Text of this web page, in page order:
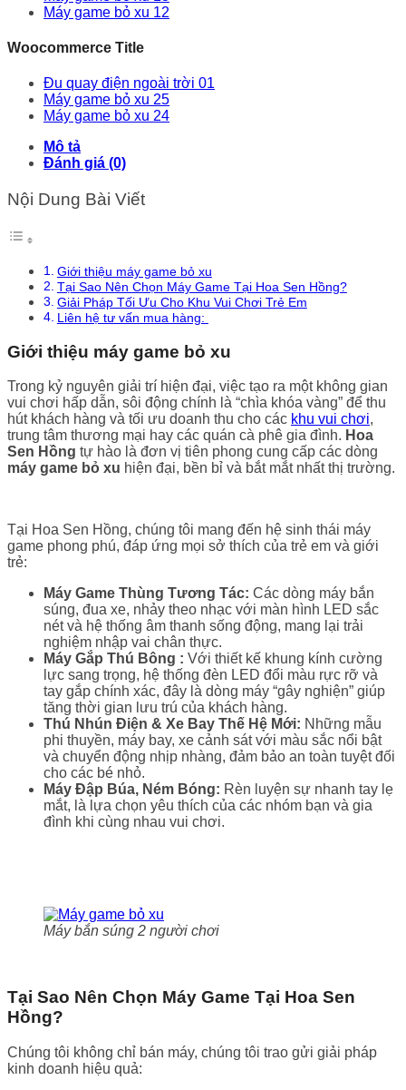
Máy game bỏ xu 12
Woocommerce Title
Đu quay điện ngoài trời 01
Máy game bỏ xu 25
Máy game bỏ xu 24
Mô tả
Đánh giá (0)
Nội Dung Bài Viết
Giới thiệu máy game bỏ xu
Tại Sao Nên Chọn Máy Game Tại Hoa Sen Hồng?
Giải Pháp Tối Ưu Cho Khu Vui Chơi Trẻ Em
Liên hệ tư vấn mua hàng:
Giới thiệu máy game bỏ xu
Trong kỷ nguyên giải trí hiện đại, việc tạo ra một không gian
vui chơi hấp dẫn, sôi động chính là “chìa khóa vàng” để thu
hút khách hàng và tối ưu doanh thu cho các khu vui chơi,
trung tâm thương mại hay các quán cà phê gia đình. Hoa
Sen Hồng tự hào là đơn vị tiên phong cung cấp các dòng
máy game bỏ xu hiện đại, bền bỉ và bắt mắt nhất thị trường.
Tại Hoa Sen Hồng, chúng tôi mang đến hệ sinh thái máy
game phong phú, đáp ứng mọi sở thích của trẻ em và giới
trẻ:
Máy Game Thùng Tương Tác: Các dòng máy bắn
súng, đua xe, nhảy theo nhạc với màn hình LED sắc
nét và hệ thống âm thanh sống động, mang lại trải
nghiệm nhập vai chân thực.
Máy Gắp Thú Bông : Với thiết kế khung kính cường
lực sang trọng, hệ thống đèn LED đổi màu rực rỡ và
tay gắp chính xác, đây là dòng máy “gây nghiện” giúp
tăng thời gian lưu trú của khách hàng.
Thú Nhún Điện & Xe Bay Thế Hệ Mới: Những mẫu
phi thuyền, máy bay, xe cảnh sát với màu sắc nổi bật
và chuyển động nhịp nhàng, đảm bảo an toàn tuyệt đối
cho các bé nhỏ.
Máy Đập Búa, Ném Bóng: Rèn luyện sự nhanh tay lẹ
mắt, là lựa chọn yêu thích của các nhóm bạn và gia
đình khi cùng nhau vui chơi.
Máy bắn súng 2 người chơi
Tại Sao Nên Chọn Máy Game Tại Hoa Sen
Hồng?
Chúng tôi không chỉ bán máy, chúng tôi trao gửi giải pháp
kinh doanh hiệu quả: